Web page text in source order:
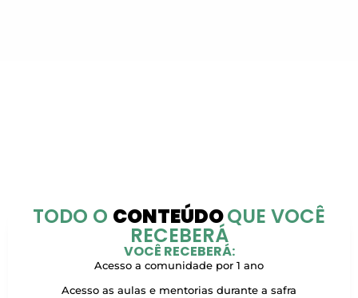
TODO O CONTEÚDOQUE VOCÊ
RECEBERÁ
VOCÊ RECEBERÁ:
Acesso a comunidade por 1 ano
Acesso as aulas e mentorias durante a safra